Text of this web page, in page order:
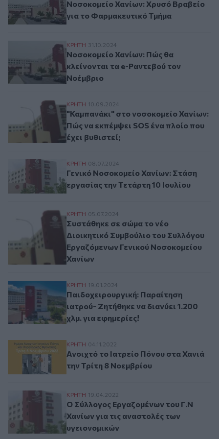
Νοσοκομείο Χανίων: Χρυσό Βραβείο
για το Φαρμακευτικό Τμήμα
Νοσοκομείο Χανίων: Πώς θα κλείνονται
ΚΡΗΤΗ 31.10.2024
Νοσοκομείο Χανίων: Πώς θα
κλείνονται τα e-Ραντεβού τον
Νοέμβριο
"Καμπανάκι" στο νοσοκομείο Χανίων: Πώς
ΚΡΗΤΗ 10.09.2024
"Καμπανάκι" στο νοσοκομείο Χανίων:
Πώς να εκπέμψει SOS ένα πλοίο που
έχει βυθιστεί;
Γενικό Νοσοκομείο Χανίων: Στάση
ΚΡΗΤΗ 08.07.2024
Γενικό Νοσοκομείο Χανίων: Στάση
εργασίας την Τετάρτη 10 Ιουλίου
Συστάθηκε σε σώμα το νέο Διοικητικό
ΚΡΗΤΗ 05.07.2024
Συστάθηκε σε σώμα το νέο
Διοικητικό Συμβούλιο του Συλλόγου
Εργαζόμενων Γενικού Νοσοκομείου
Χανίων
Παιδοχειρουργική: Παραίτηση ιατρού-
ΚΡΗΤΗ 19.01.2024
Παιδοχειρουργική: Παραίτηση
ιατρού- Ζητήθηκε να διανύει 1.200
χλμ. για εφημερίες!
Ανοιχτό το Ιατρείο Πόνου στα Χανιά την
ΚΡΗΤΗ 04.11.2022
Ανοιχτό το Ιατρείο Πόνου στα Χανιά
την Τρίτη 8 Νοεμβρίου
Ο Σύλλογος Εργαζομένων του Γ.Ν Χανίων
ΚΡΗΤΗ 19.04.2022
Ο Σύλλογος Εργαζομένων του Γ.Ν
Χανίων για τις αναστολές των
υγειονομικών